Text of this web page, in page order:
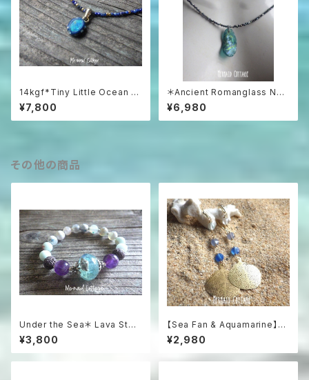
14kgf*Tiny Little Ocean O
pal Necklace オーストラリア
産プレシャスオパール&ラピスラ
ズリ
¥7,800
＊Ancient Romanglass Nec
klace3WAY☆ローマングラス
ブラックスピネルネックレス☆ユ
ニセックス☆
¥6,980
その他の商品
Under the Sea＊ Lava Ston
e Aroma Essential Oil Diffu
ser Bracelet☆海のアロマブ
レスレット
¥3,800
【Sea Fan & Aquamarine】海
うちわと3色アクアマリンのグラ
デーションピアス
¥2,980